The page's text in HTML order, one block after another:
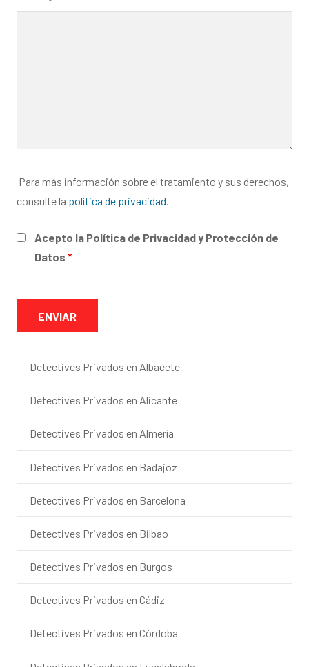
Para más información sobre el tratamiento y sus derechos,
consulte la política de privacidad
Acepto la Política de Privacidad y Protección de
Datos*
Detectives Privados en Albacete
Detectives Privados en Alicante
Detectives Privados en Almería
Detectives Privados en Badajoz
Detectives Privados en Barcelona
Detectives Privados en Bilbao
Detectives Privados en Burgos
Detectives Privados en Cádiz
Detectives Privados en Córdoba